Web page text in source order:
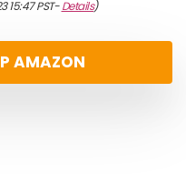
PST-Details)
AMAZON